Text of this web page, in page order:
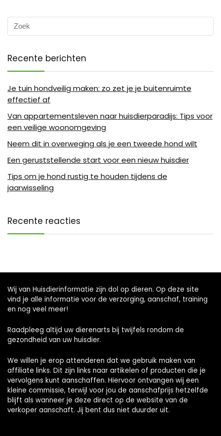
Recente berichten
Je tuin hondveilig maken: zo zet je je buitenruimte
effectief af
Van appartementsleven naar huisdierparadijs: Tips voor
een veilige woonomgeving
Neem dit in overweging als je een tweede hond wilt
Een geruststellende start voor een nieuw huisdier
Tips om je hond rustig te houden tijdens de
jaarwisseling
Recente reacties
Wij van Huisdierinformatie zijn dol op dieren. Op deze site
vind je alle informatie voor de verzorging, aanschaf, training
en nog veel meer!
Raadpleeg altijd uw dierenarts bij twijfels rondom de
gezondheid van uw huisdier.
We willen je erop attenderen dat we gebruik maken van
affiliate links. Dit zijn links naar artikelen of producten die je
vervolgens kunt aanschaffen. Hiervoor ontvangen wij een
kleine commissie, terwijl voor jou de aanschafprijs hetzelfde
blijft als wanneer je deze direct op de website van de
verkoper aanschaft. Jij bent dus niet duurder uit.